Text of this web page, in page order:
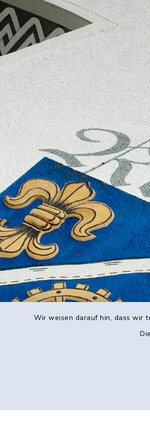
Wir weisen darauf hin, dass wir